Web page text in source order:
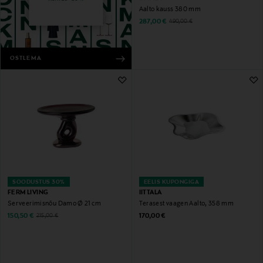
OSTLEMA
Aalto kauss 380 mm
Discounted Price
287,00 € Original Price
490,00 €
SOODUSTUS 30%
FERM LIVING
Serveerimisnõu Damo Ø 21 cm
Discounted Price
150,50 € Original Price
215,00 €
EELIS KUPONGIGA
IITTALA
Terasest vaagen Aalto, 358 mm
Original Price
170,00 €